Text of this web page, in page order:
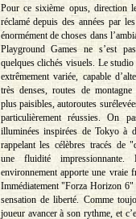
Pour ce sixième opus, direction
réclamé depuis des années par
énormément de choses dans
Playground Games ne s’est
quelques clichés visuels. Le
extrêmement variée, capable
très denses, routes de montagne
plus paisibles, autoroutes
particulièrement réussies. On
illuminées inspirées de Tokyo à
rappelant les célèbres tracés de
une fluidité impressionnante.
environnement apporte une vraie
Immédiatement "Forza Horizon 6"
sensation de liberté. Comme
joueur avancer à son rythme, et